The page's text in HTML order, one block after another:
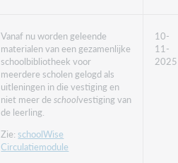
Vanaf nu worden geleende
materialen van een gezamenlijke
schoolbibliotheek voor
meerdere scholen gelogd als
uitleningen in die vestiging en
niet meer deschoolvestiging van
de leerling.
Zie: schoolWise
Circulatiemodule
10-
11-
2025